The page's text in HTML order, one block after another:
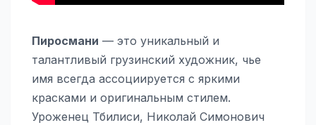
Пиросмани — это уникальный и
талантливый грузинский художник, чье
имя всегда ассоциируется с яркими
красками и оригинальным стилем.
Уроженец Тбилиси, Николай Симонович